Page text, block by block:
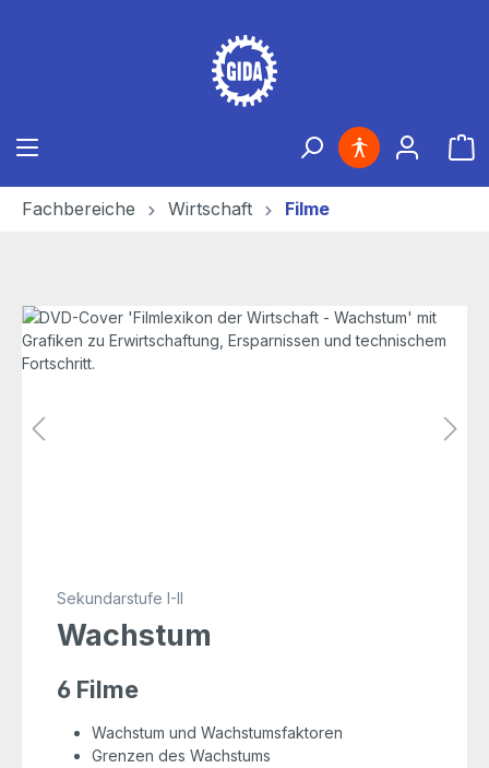
Fachbereiche Wirtschaft Filme
Bildergalerie überspringen
Sekundarstufe I-II
Wachstum
6 Filme
Wachstum und Wachstumsfaktoren
Grenzen des Wachstums